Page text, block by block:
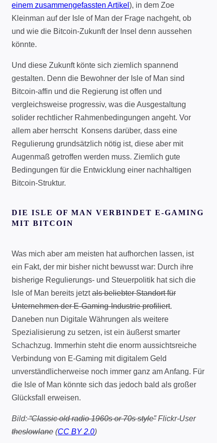
einem zusammengefassten Artikel ), in dem Zoe
Kleinman auf der Isle of Man der Frage nachgeht, ob
und wie die Bitcoin-Zukunft der Insel denn aussehen
könnte.
Und diese Zukunft könte sich ziemlich spannend
gestalten. Denn die Bewohner der Isle of Man sind
Bitcoin-affin und die Regierung ist offen und
vergleichsweise progressiv, was die Ausgestaltung
solider rechtlicher Rahmenbedingungen angeht. Vor
allem aber herrscht Konsens darüber, dass eine
Regulierung grundsätzlich nötig ist, diese aber mit
Augenmaß getroffen werden muss. Ziemlich gute
Bedingungen für die Entwicklung einer nachhaltigen
Bitcoin-Struktur.
DIE ISLE OF MAN VERBINDET E-GAMING
MIT BITCOIN
Was mich aber am meisten hat aufhorchen lassen, ist
ein Fakt, der mir bisher nicht bewusst war: Durch ihre
bisherige Regulierungs- und Steuerpolitik hat sich die
Isle of Man bereits jetztals beliebter Standort für
Unternehmen der E-Gaming-Industrie profiliert.
Daneben nun Digitale Währungen als weitere
Spezialisierung zu setzen, ist ein äußerst smarter
Schachzug. Immerhin steht die enorm aussichtsreiche
Verbindung von E-Gaming mit digitalem Geld
unverständlicherweise noch immer ganz am Anfang. Für
die Isle of Man könnte sich das jedoch bald als großer
Glücksfall erweisen.
Bild:“Classic old radio 1960s or 70s style”Flickr-User
theslowlane (CC BY 2.0)